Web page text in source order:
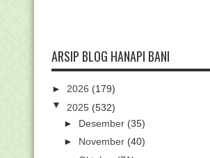
ARSIP BLOG HANAPI BANI
► 2026 (179)
▼ 2025 (532)
► Desember (35)
► November (40)